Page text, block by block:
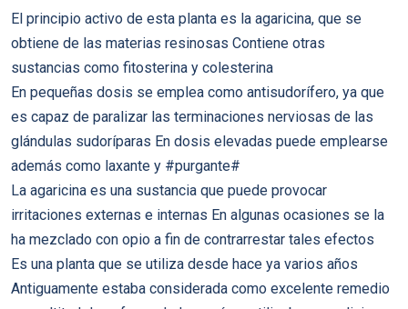
El principio activo de esta planta es la agaricina, que se
obtiene de las materias resinosas Contiene otras
sustancias como fitosterina y colesterina
En pequeñas dosis se emplea como antisudorífero, ya que
es capaz de paralizar las terminaciones nerviosas de las
glándulas sudoríparas En dosis elevadas puede emplearse
además como laxante y #purgante#
La agaricina es una sustancia que puede provocar
irritaciones externas e internas En algunas ocasiones se la
ha mezclado con opio a fin de contrarrestar tales efectos
Es una planta que se utiliza desde hace ya varios años
Antiguamente estaba considerada como excelente remedio